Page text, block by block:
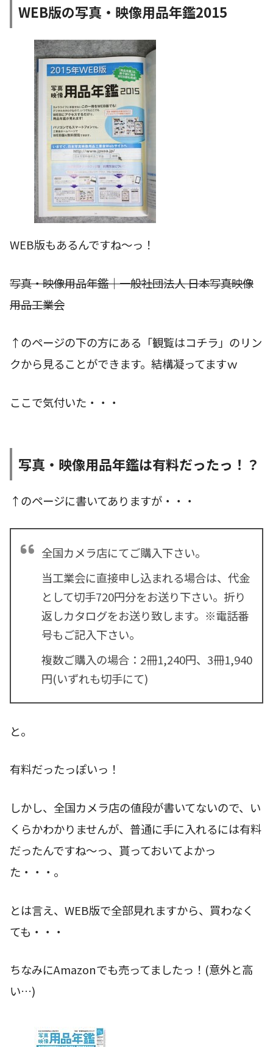
WEB版の写真・映像用品年鑑2015
WEB版もあるんですね〜っ！
写真・映像用品年鑑｜一般社団法人 日本写真映像
用品工業会
↑のページの下の方にある「観覧はコチラ」のリン
クから見ることができます。結構凝ってますｗ
ここで気付いた・・・
写真・映像用品年鑑は有料だったっ！？
↑のページに書いてありますが・・・
全国カメラ店にてご購入下さい。
当工業会に直接申し込まれる場合は、代金
として切手720円分をお送り下さい。折り
返しカタログをお送り致します。 ※電話番
号もご記入下さい。
複数ご購入の場合：2冊1,240円、3冊1,940
円(いずれも切手にて)
と。
有料だったっぽいっ！
しかし、全国カメラ店の値段が書いてないので、い
くらかわかりませんが、普通に手に入れるには有料
だったんですね〜っ、貰っておいてよかっ
た・・・。
とは言え、WEB版で全部見れますから、買わなく
ても・・・
ちなみにAmazonでも売ってましたっ！(意外と高
い…)